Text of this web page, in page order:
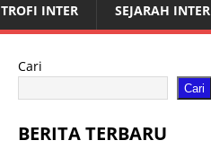
TROFI INTER SEJARAH INTER
Cari
Cari
BERITA TERBARU